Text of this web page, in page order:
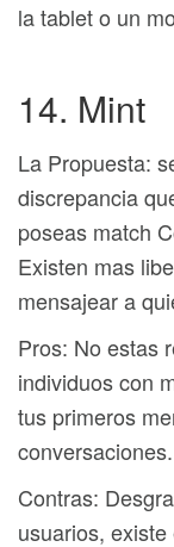
la tablet o un
14. Mint
La Propuesta:
discrepancia
poseas match
Existen mas
mensajear a
Pros: No estas
individuos con
tus primeros
conversaciones.
Contras:
usuarios,